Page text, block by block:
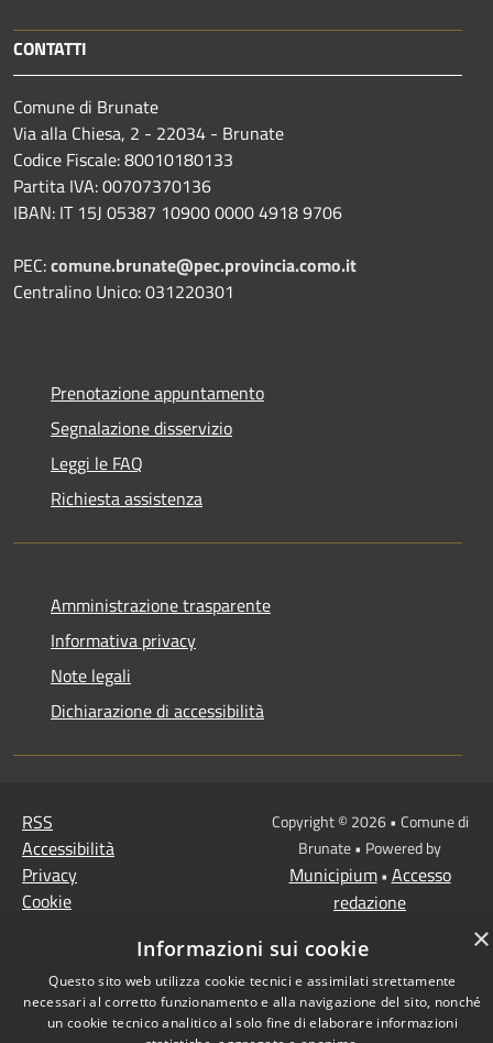
CONTATTI
Comune di Brunate
Via alla Chiesa, 2 - 22034 - Brunate
Codice Fiscale: 80010180133
Partita IVA: 00707370136
IBAN: IT 15J 05387 10900 0000 4918 9706
PEC:comune.brunate@pec.provincia.como.it
Centralino Unico: 031220301
Prenotazione appuntamento
Segnalazione disservizio
Leggi le FAQ
Richiesta assistenza
Amministrazione trasparente
Informativa privacy
Note legali
Dichiarazione di accessibilità
RSS
Accessibilità
Privacy
Cookie
Copyright © 2026 • Comune di
Brunate • Powered by
Municipium• Accesso
redazione
×
Informazioni sui cookie
Questo sito web utilizza cookie tecnici e assimilati strettamente
necessari al corretto funzionamento e alla navigazione del sito, nonché
un cookie tecnico analitico al solo fine di elaborare informazioni